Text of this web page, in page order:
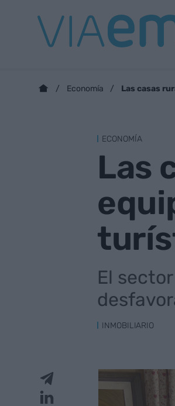
Economía Las casas
ECONOMÍA
Las
El
INMOBILIARIO